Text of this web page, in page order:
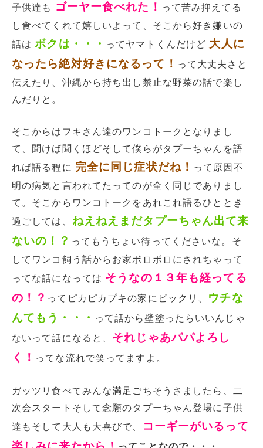
子供達も
ゴーヤー食べれた！ って苦み抑えてる
し食べてくれて嬉しいよって、そこから好き嫌いの
話はボクは・・・ ってヤマトくんだけど 大人に
なったら絶対好きになるって！ って大丈夫さと
伝えたり、沖縄から持ち出し禁止な野菜の話で楽し
んだりと。
そこからはフキさん達のワンコトークとなりまし
て、聞けば聞くほどそして僕らがタプーちゃんを語
れば語る程に 完全に同じ症状だね！ って原因不
明の病気と言われてたってのが全く同じでありまし
て。そこからワンコトークをあれこれ語るひととき
過ごしては、 ねえねえまだタプーちゃん出て来
ないの！？ ってもうちょい待ってくださいな。そ
してワンコ飼う話からお家ボロボロにされちゃって
ってな話になっては そうなの１３年も経ってる
の！？ ってピカピカプキの家にビックリ、
ウチな
んてもう・・・ って話から壁塗ったらいいんじゃ
ないって話になると、 それじゃあパパよろし
く！ ってな流れで笑ってますよ。
ガッツリ食べてみんな満足ごちそうさましたら、二
次会スタートそして念願のタプーちゃん登場に子供
達もそして大人も大喜びで、
コーギーがいるって